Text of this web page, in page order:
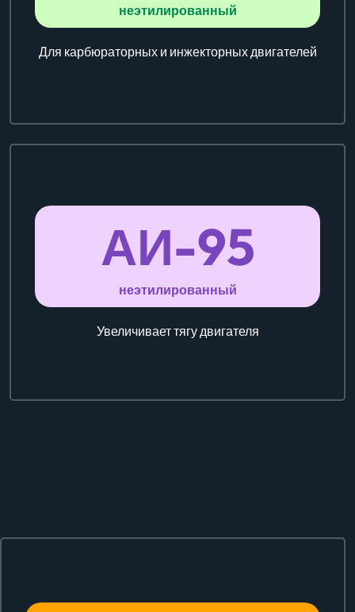
неэтилированный
Для карбюраторных и инжекторных двигателей
АИ-95
неэтилированный
Увеличивает тягу двигателя